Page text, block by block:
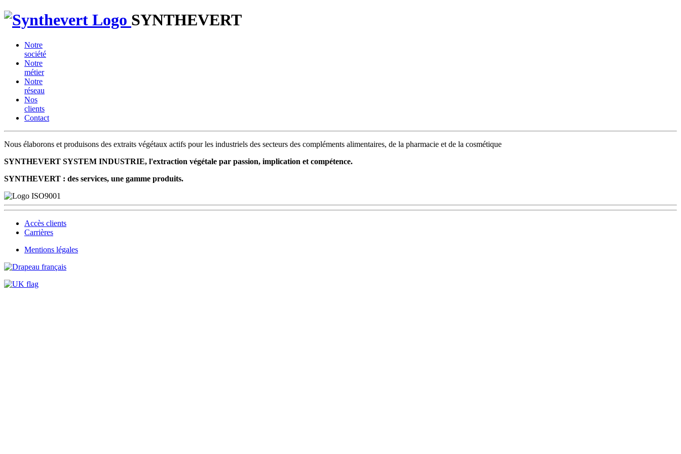
SYNTHEVERT
Notre
société
Notre
métier
Notre
réseau
Nos
clients
Contact
Nous élaborons et produisons des extraits végétaux actifs pour les industriels des secteurs des compléments alimentaires, de la pharmacie et de la cosmétique
SYNTHEVERT SYSTEM INDUSTRIE, l'extraction végétale par passion, implication et compétence.
SYNTHEVERT : des services, une gamme produits.
Accès clients
Carrières
Mentions légales